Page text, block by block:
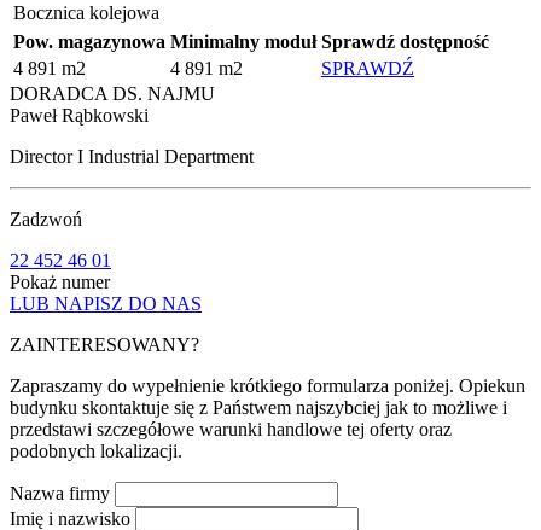
Bocznica kolejowa
Pow. magazynowa Minimalny moduł Sprawdź dostępność
4 891 m2
4 891 m2
SPRAWDŹ
DORADCA DS. NAJMU
Paweł Rąbkowski
Director I Industrial Department
Zadzwoń
22 452 46 01
Pokaż numer
LUB NAPISZ DO NAS
ZAINTERESOWANY?
Zapraszamy do wypełnienie krótkiego formularza poniżej. Opiekun
budynku skontaktuje się z Państwem najszybciej jak to możliwe i
przedstawi szczegółowe warunki handlowe tej oferty oraz
podobnych lokalizacji.
Nazwa firmy
Imię i nazwisko